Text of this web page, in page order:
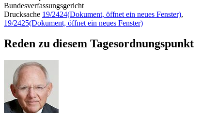
Bundesverfassungsgericht
Drucksache 19/2424(Dokument, öffnet ein neues Fenster),
19/2425(Dokument, öffnet ein neues Fenster)
Reden zu diesem Tagesordnungspunkt